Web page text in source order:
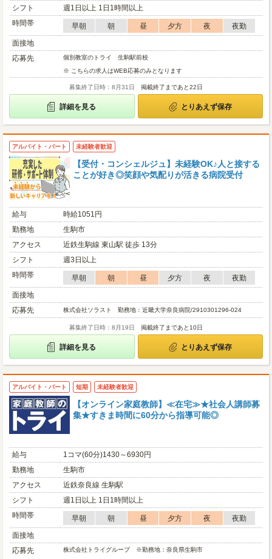
シフト
週1日以上 1日1時間以上
時間帯
早朝 朝 昼 夕方 夜
夜勤
面接地
応募先
個別教室のトライ 生駒駅前校
※ こちらの求人はWEB応募のみとなります
募集終了日時：8月31日 掲載終了まであと22日
詳細を見る とりあえず保存
アルバイト・パート 未経験者歓迎
【受付・コンシェルジュ】未経験OK♪人と接する
ことが好き◎笑顔や気配りが活きる病院受付
給与
時給1051円
勤務地
生駒市
アクセス
近鉄生駒線 東山駅 徒歩 13分
シフト
週3日以上
時間帯
早朝 朝 昼 夕方 夜
夜勤
面接地
応募先
株式会社ソラスト 勤務地：近畿大学奈良病院/2910301296-024
募集終了日時：8月19日 掲載終了まであと10日
詳細を見る とりあえず保存
アルバイト・パート 短期 未経験者歓迎
【オンライン家庭教師】≪在宅≫★社会人講師募
集★すきま時間に60分から指導可能◎
給与
1コマ(60分)1430～6930円
勤務地
生駒市
アクセス
近鉄奈良線 生駒駅
シフト
週1日以上 1日1時間以上
時間帯
早朝 朝 昼 夕方 夜
夜勤
面接地
応募先
株式会社トライグループ ※勤務地：奈良県生駒市